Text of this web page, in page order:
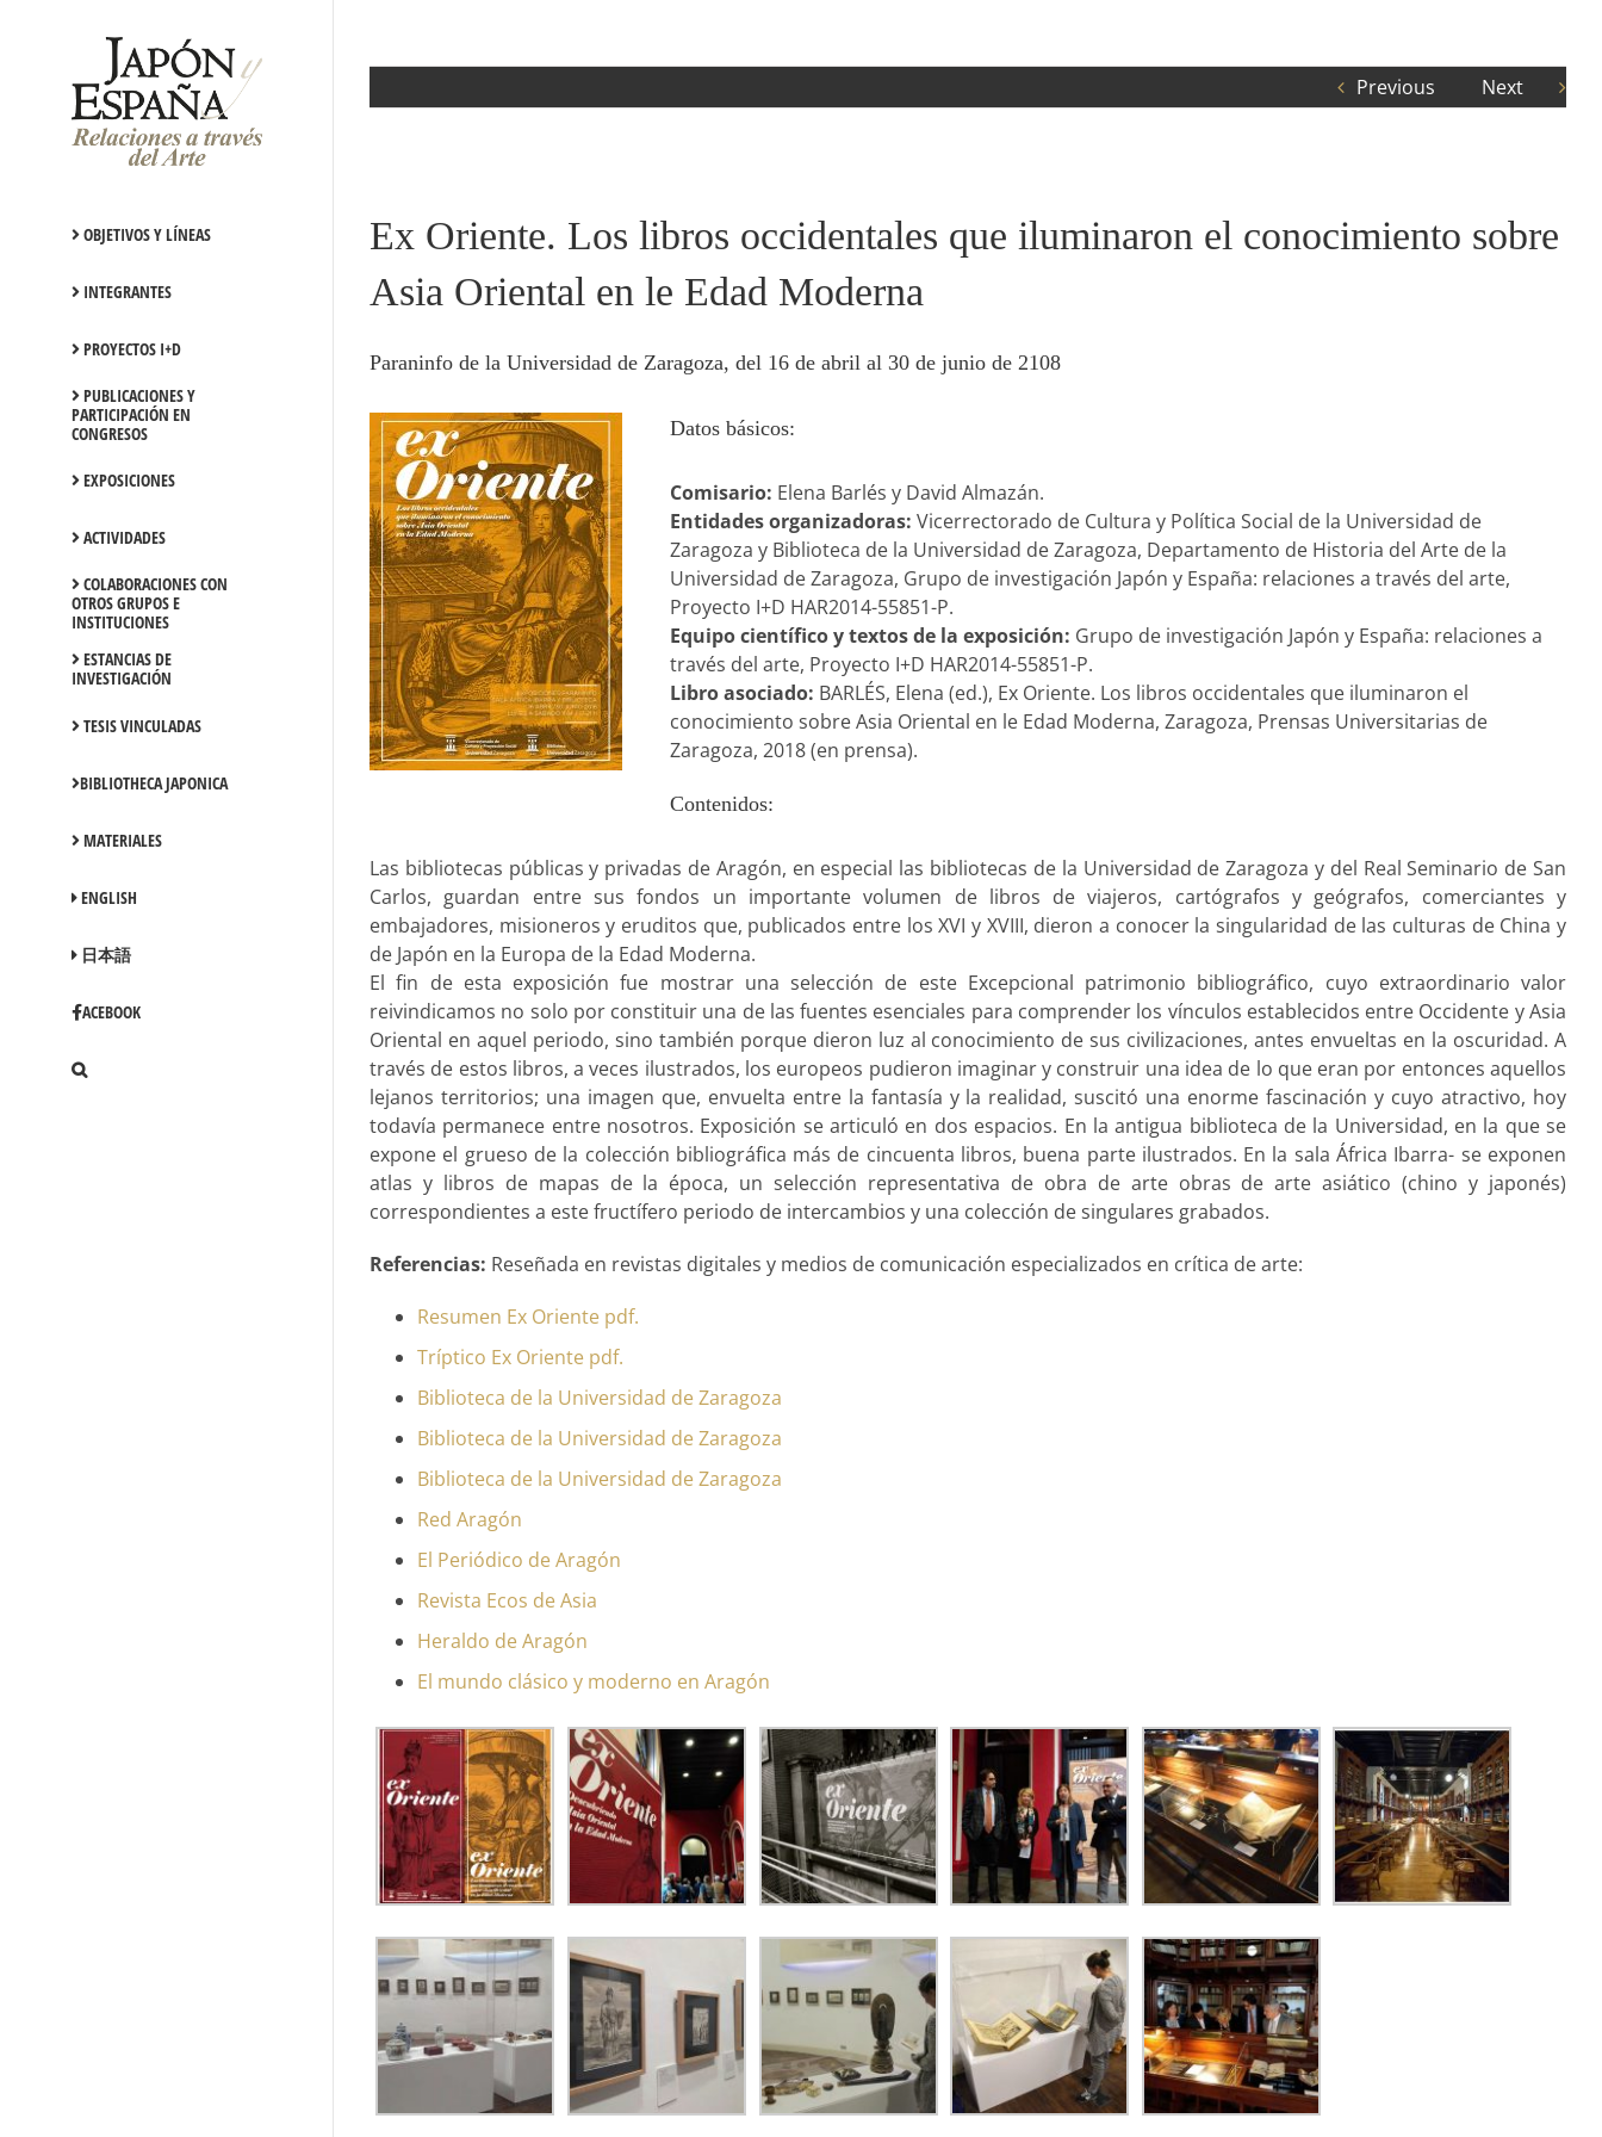
OBJETIVOS Y LÍNEAS
INTEGRANTES
PROYECTOS I+D
PUBLICACIONES Y
PARTICIPACIÓN EN
CONGRESOS
EXPOSICIONES
ACTIVIDADES
COLABORACIONES CON
OTROS GRUPOS E
INSTITUCIONES
ESTANCIAS DE
INVESTIGACIÓN
TESIS VINCULADAS
BIBLIOTHECA JAPONICA
MATERIALES
ENGLISH
日本語
ACEBOOK
Previous Next
Ex Oriente. Los libros occidentales que iluminaron el conocimiento sobre
Asia Oriental en le Edad Moderna
Paraninfo de la Universidad de Zaragoza, del 16 de abril al 30 de junio de 2108
Datos básicos:
Comisario: Elena Barlés y David Almazán.
Entidades organizadoras: Vicerrectorado de Cultura y Política Social de la Universidad de
Zaragoza y Biblioteca de la Universidad de Zaragoza, Departamento de Historia del Arte de la
Universidad de Zaragoza, Grupo de investigación Japón y España: relaciones a través del arte,
Proyecto I+D HAR2014-55851-P.
Equipo científico y textos de la exposición: Grupo de investigación Japón y España: relaciones a
través del arte, Proyecto I+D HAR2014-55851-P.
Libro asociado: BARLÉS, Elena (ed.), Ex Oriente. Los libros occidentales que iluminaron el
conocimiento sobre Asia Oriental en le Edad Moderna, Zaragoza, Prensas Universitarias de
Zaragoza, 2018 (en prensa).
Contenidos:
Las bibliotecas públicas y privadas de Aragón, en especial las bibliotecas de la Universidad de Zaragoza y del Real Seminario de San
Carlos, guardan entre sus fondos un importante volumen de libros de viajeros, cartógrafos y geógrafos, comerciantes y
embajadores, misioneros y eruditos que, publicados entre los XVI y XVIII, dieron a conocer la singularidad de las culturas de China y
de Japón en la Europa de la Edad Moderna.
El fin de esta exposición fue mostrar una selección de este Excepcional patrimonio bibliográfico, cuyo extraordinario valor
reivindicamos no solo por constituir una de las fuentes esenciales para comprender los vínculos establecidos entre Occidente y Asia
Oriental en aquel periodo, sino también porque dieron luz al conocimiento de sus civilizaciones, antes envueltas en la oscuridad. A
través de estos libros, a veces ilustrados, los europeos pudieron imaginar y construir una idea de lo que eran por entonces aquellos
lejanos territorios; una imagen que, envuelta entre la fantasía y la realidad, suscitó una enorme fascinación y cuyo atractivo, hoy
todavía permanece entre nosotros. Exposición se articuló en dos espacios. En la antigua biblioteca de la Universidad, en la que se
expone el grueso de la colección bibliográfica más de cincuenta libros, buena parte ilustrados. En la sala África Ibarra- se exponen
atlas y libros de mapas de la época, un selección representativa de obra de arte obras de arte asiático (chino y japonés)
correspondientes a este fructífero periodo de intercambios y una colección de singulares grabados.
Referencias: Reseñada en revistas digitales y medios de comunicación especializados en crítica de arte:
Resumen Ex Oriente pdf.
Tríptico Ex Oriente pdf.
Biblioteca de la Universidad de Zaragoza
Biblioteca de la Universidad de Zaragoza
Biblioteca de la Universidad de Zaragoza
Red Aragón
El Periódico de Aragón
Revista Ecos de Asia
Heraldo de Aragón
El mundo clásico y moderno en Aragón